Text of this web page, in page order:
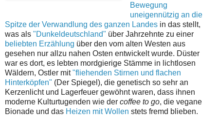
Bewegung
uneigennützig an die
Spitze der Verwandlung des ganzen Landes in das stellt,
was als "Dunkeldeutschland" über Jahrzehnte zu einer
beliebten Erzählung über den vom alten Westen aus
gesehen nur allzu nahen Osten entwickelt wurde. Düster
war es dort, es lebten mordgierige Stämme in lichtlosen
Wäldern, Ostler mit"fliehenden Stirnen und flachen
Hinterköpfen" (Der Spiegel), die genetisch so sehr an
Kerzenlicht und Lagerfeuer gewöhnt waren, dass ihnen
moderne Kulturtugenden wie der coffee to go, die vegane
Bionade und das Heizen mit Wollen stets fremd blieben.